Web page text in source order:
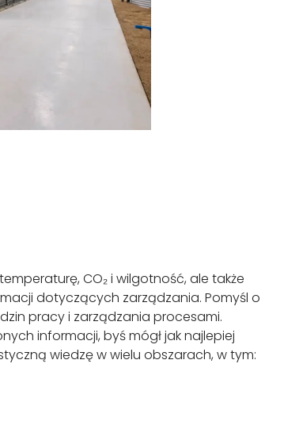
CO₂ i wilgotność, ale także
dotyczących zarządzania. Pomyśl o
pracy i zarządzania procesami.
informacji, byś mógł jak najlepiej
wiedzę w wielu obszarach, w tym: